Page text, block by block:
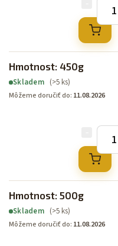
Hmotnost: 450g
Skladem (>5 ks)
Môžeme doručiť do: 11.08.2026
Hmotnost: 500g
Skladem (>5 ks)
Môžeme doručiť do: 11.08.2026